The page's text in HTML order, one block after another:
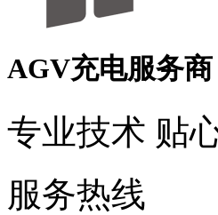
AGV充电服务商
专业技术 贴
服务热线